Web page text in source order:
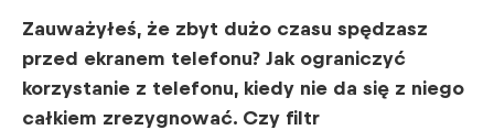
Zauważyłeś, że zbyt dużo czasu spędzasz
przed ekranem telefonu? Jak ograniczyć
korzystanie z telefonu, kiedy nie da się z niego
całkiem zrezygnować. Czy filtr